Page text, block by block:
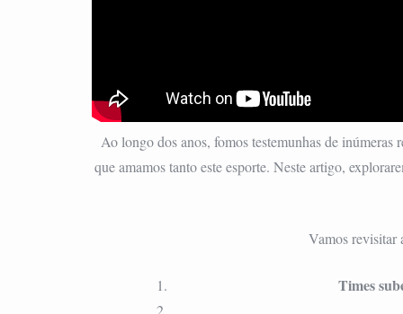
Ao longo dos anos, fomos testemunhas de
que amamos tanto este esporte. Neste artigo,
Vamos revisitar
Times